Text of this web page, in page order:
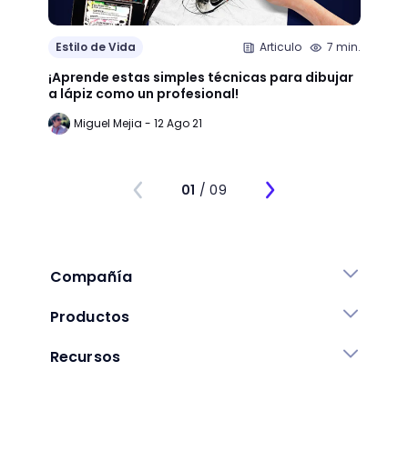
Estilo de Vida Articulo 7 min.
¡Aprende estas simples técnicas para dibujar
a lápiz como un profesional!
Miguel Mejia - 12 Ago 21
01 / 09
Compañía
Productos
Recursos